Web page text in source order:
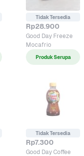
Tidak Tersedia
Rp28.900
Good Day Freeze
Mocafrio
Produk Serupa
Tidak Tersedia
Rp7.300
Good Day Coffee